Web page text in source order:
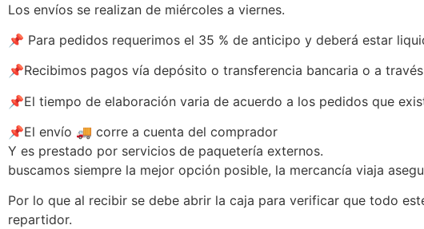
Los envíos se realizan de miércoles a viernes.
📌 Para pedidos requerimos el 35 % de anticipo y deberá estar
📌Recibimos pagos vía depósito o transferencia bancaria o a
📌El tiempo de elaboración varia de acuerdo a los pedidos que
📌El envío 🚚 corre a cuenta del comprador
Y es prestado por servicios de paquetería externos.
buscamos siempre la mejor opción posible, la mercancía viaja
Por lo que al recibir se debe abrir la caja para verificar que todo
repartidor.